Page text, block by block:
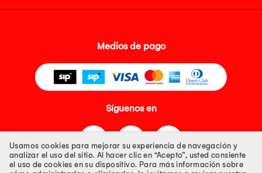
Medios de pago
Síguenos en
Usamos cookies para mejorar su experiencia de navegación y
analizar el uso del sitio. Al hacer clic en “Acepto”, usted consiente
el uso de cookies en su dispositivo. Para más información sobre